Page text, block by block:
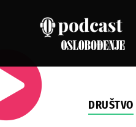
DRUŠTVO